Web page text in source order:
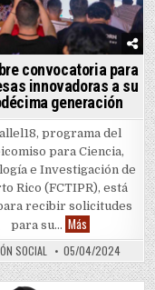
inclusiva en París
convocatoria para
innovadoras a su
generación
programa del
para Ciencia,
e Investigación de
Rico (FCTIPR), está
recibir solicitudes
para su… MásP18 abre
SOCIAL 05/04/2024